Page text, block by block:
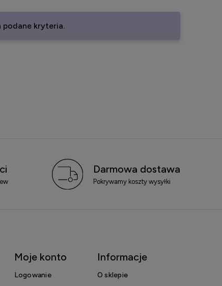
podane kryteria.
Darmowa dostawa
Pokrywamy koszty wysyłki
Moje konto
Logowanie
Informacje
O sklepie